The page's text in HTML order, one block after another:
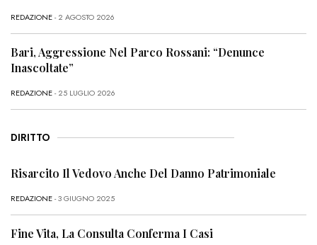
REDAZIONE- 2 AGOSTO 2026
Bari, Aggressione Nel Parco Rossani: “Denunce
Inascoltate”
REDAZIONE- 25 LUGLIO 2026
DIRITTO
Risarcito Il Vedovo Anche Del Danno Patrimoniale
REDAZIONE- 3 GIUGNO 2025
Fine Vita, La Consulta Conferma I Casi